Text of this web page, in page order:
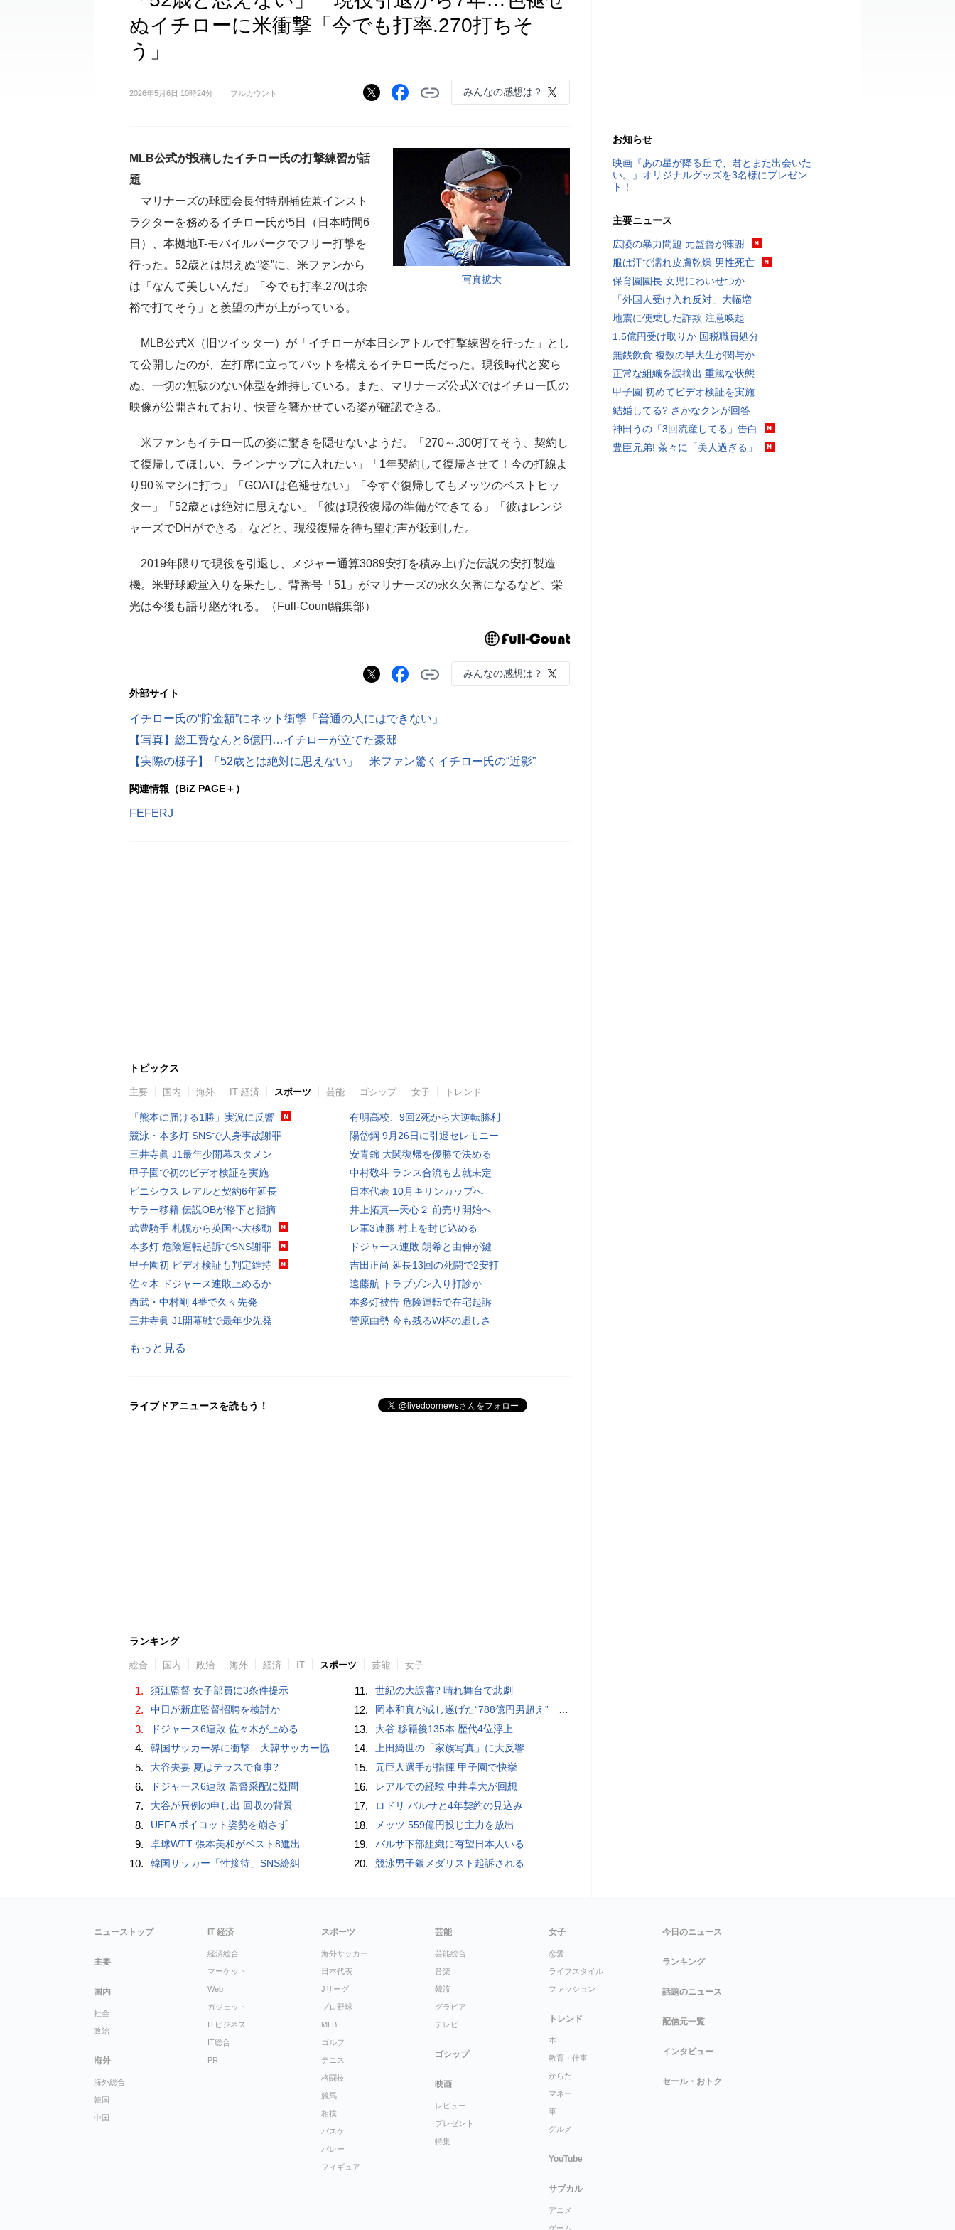
ぬイチローに米衝撃「今でも打率.270打ちそ
う」
2026年5月6日 10時24分 フルカウント みんなの感想は？
写真拡大
MLB公式が投稿したイチロー氏の打撃練習が話
題
マリナーズの球団会長付特別補佐兼インスト
ラクターを務めるイチロー氏が5日（日本時間6
日）、本拠地T-モバイルパークでフリー打撃を
行った。52歳とは思えぬ“姿”に、米ファンから
は「なんて美しいんだ」「今でも打率.270は余
裕で打てそう」と羨望の声が上がっている。
MLB公式X（旧ツイッター）が「イチローが本日シアトルで打撃練習を行った」とし
て公開したのが、左打席に立ってバットを構えるイチロー氏だった。現役時代と変ら
ぬ、一切の無駄のない体型を維持している。また、マリナーズ公式Xではイチロー氏の
映像が公開されており、快音を響かせている姿が確認できる。
米ファンもイチロー氏の姿に驚きを隠せないようだ。「270～.300打てそう、契約し
て復帰してほしい、ラインナップに入れたい」「1年契約して復帰させて！今の打線よ
り90％マシに打つ」「GOATは色褪せない」「今すぐ復帰してもメッツのベストヒッ
ター」「52歳とは絶対に思えない」「彼は現役復帰の準備ができてる」「彼はレンジ
ャーズでDHができる」などと、現役復帰を待ち望む声が殺到した。
2019年限りで現役を引退し、メジャー通算3089安打を積み上げた伝説の安打製造
機。米野球殿堂入りを果たし、背番号「51」がマリナーズの永久欠番になるなど、栄
光は今後も語り継がれる。（Full-Count編集部）
みんなの感想は？
外部サイト
イチロー氏の“貯金額”にネット衝撃「普通の人にはできない」
【写真】総工費なんと6億円…イチローが立てた豪邸
【実際の様子】「52歳とは絶対に思えない」 米ファン驚くイチロー氏の“近影”
関連情報（BiZ PAGE＋）
FEFERJ
トピックス
主要 国内 海外 IT 経済 スポーツ 芸能 ゴシップ 女子 トレンド
「熊本に届ける1勝」実況に反響
競泳・本多灯 SNSで人身事故謝罪
三井寺眞 J1最年少開幕スタメン
甲子園で初のビデオ検証を実施
ビニシウス レアルと契約6年延長
サラー移籍 伝説OBが格下と指摘
武豊騎手 札幌から英国へ大移動
本多灯 危険運転起訴でSNS謝罪
甲子園初 ビデオ検証も判定維持
佐々木 ドジャース連敗止めるか
西武・中村剛 4番で久々先発
三井寺眞 J1開幕戦で最年少先発
有明高校、9回2死から大逆転勝利
陽岱鋼 9月26日に引退セレモニー
安青錦 大関復帰を優勝で決める
中村敬斗 ランス合流も去就未定
日本代表 10月キリンカップへ
井上拓真―天心２ 前売り開始へ
レ軍3連勝 村上を封じ込める
ドジャース連敗 朗希と由伸が鍵
吉田正尚 延長13回の死闘で2安打
遠藤航 トラブゾン入り打診か
本多灯被告 危険運転で在宅起訴
菅原由勢 今も残るW杯の虚しさ
もっと見る
ライブドアニュースを読もう！
ランキング
総合 国内 政治 海外 経済 IT スポーツ 芸能 女子
1. 須江監督 女子部員に3条件提示
2. 中日が新庄監督招聘を検討か
3. ドジャース6連敗 佐々木が止める
4. 韓国サッカー界に衝撃 大韓サッカー協会に外国人審判への“性的接待”疑惑 韓国メディアが報道
5. 大谷夫妻 夏はテラスで食事?
6. ドジャース6連敗 監督采配に疑問
7. 大谷が異例の申し出 回収の背景
8. UEFA ボイコット姿勢を崩さず
9. 卓球WTT 張本美和がベスト8進出
10. 韓国サッカー「性接待」SNS紛糾
11. 世紀の大誤審? 晴れ舞台で悲劇
12. 岡本和真が成し遂げた“788億円男超え” いつのまにか「3位」…見据える球団記録更新
13. 大谷 移籍後135本 歴代4位浮上
14. 上田綺世の「家族写真」に大反響
15. 元巨人選手が指揮 甲子園で快挙
16. レアルでの経験 中井卓大が回想
17. ロドリ バルサと4年契約の見込み
18. メッツ 559億円投じ主力を放出
19. バルサ下部組織に有望日本人いる
20. 競泳男子銀メダリスト起訴される
お知らせ
映画『あの星が降る丘で、君とまた出会いた
い。』オリジナルグッズを3名様にプレゼン
ト！
主要ニュース
広陵の暴力問題 元監督が陳謝
服は汗で濡れ皮膚乾燥 男性死亡
保育園園長 女児にわいせつか
「外国人受け入れ反対」大幅増
地震に便乗した詐欺 注意喚起
1.5億円受け取りか 国税職員処分
無銭飲食 複数の早大生が関与か
正常な組織を誤摘出 重篤な状態
甲子園 初めてビデオ検証を実施
結婚してる? さかなクンが回答
神田うの「3回流産してる」告白
豊臣兄弟! 茶々に「美人過ぎる」
ニューストップ
主要
国内
社会
政治
海外
海外総合
韓国
中国
IT 経済
経済総合
マーケット
Web
ガジェット
ITビジネス
IT総合
PR
スポーツ
海外サッカー
日本代表
Jリーグ
プロ野球
MLB
ゴルフ
テニス
格闘技
競馬
相撲
バスケ
バレー
フィギュア
芸能
芸能総合
音楽
韓流
グラビア
テレビ
ゴシップ
映画
レビュー
プレゼント
特集
女子
恋愛
ライフスタイル
ファッション
トレンド
本
教育・仕事
からだ
マネー
車
グルメ
YouTube
サブカル
アニメ
ゲーム
今日のニュース
ランキング
話題のニュース
配信元一覧
インタビュー
セール・おトク